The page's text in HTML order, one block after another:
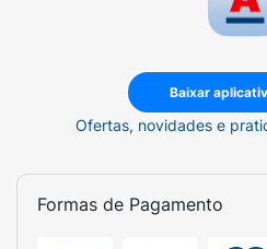
Baixar
Ofertas, novidades e
Formas de Pagamento